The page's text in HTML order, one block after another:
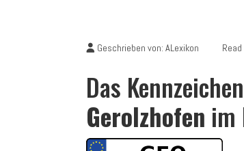
Geschrieben von: ALexikon
Das Kennzeichen
Gerolzhofen im